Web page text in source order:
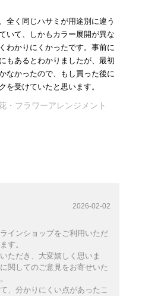
全く同じハサミが用途別に違う
いて、しかもカラー展開が異な
わかりにくかったです。事前に
もあるとわかりましたが、最初
なかったので、もし買った後に
を受けていたと思います。
フラワーアレンジメント
2026-02-02
インショップをご利用いただ
す。
ただき、大変嬉しく思いま
関してのご意見をお寄せいた
、分かりにくい点があったこ